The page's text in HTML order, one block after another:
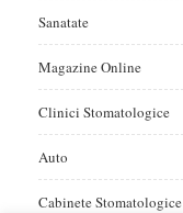
Sanatate
Magazine Online
Clinici Stomatologice
Auto
Cabinete Stomatologice